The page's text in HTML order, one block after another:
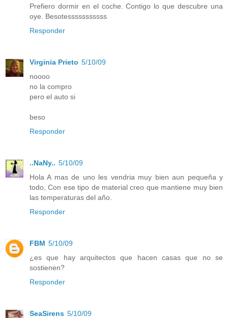
Prefiero dormir en el coche. Contigo lo que descubre una
oye. Besotesssssssssss
Responder
Virginia Prieto 5/10/09
noooo
no la compro
pero el auto si
beso
Responder
..NaNy.. 5/10/09
Hola A mas de uno les vendria muy bien aun pequeña y
todo, Con ese tipo de material creo que mantiene muy bien
las temperaturas del año.
Responder
FBM 5/10/09
¿es que hay arquitectos que hacen casas que no se
sostienen?
Responder
SeaSirens 5/10/09